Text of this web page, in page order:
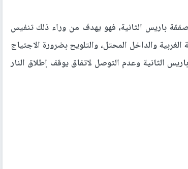
باريس الثانية، فهو يهدف من وراء ذلك تنفيس
والداخل المحتل، والتلويح بضرورة الاجتياج
الثانية وعدم التوصل لاتفاق يوقف إطلاق النار